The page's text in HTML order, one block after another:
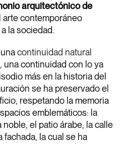
arquitectónico de
arte contemporáneo
la sociedad.
continuidad natural
, una continuidad con lo ya
más en la historia del
se ha preservado el
respetando la memoria
emblemáticos: la
noble, el patio árabe, la calle
fachada, la cual se ha